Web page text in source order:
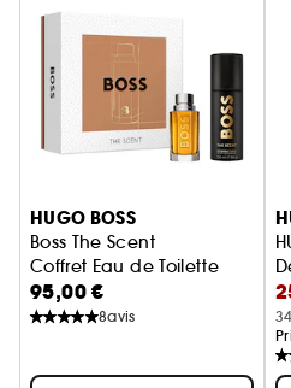
HUGO BOSS
Boss The Scent
Coffret Eau de Toilette
95,00 €
8avis